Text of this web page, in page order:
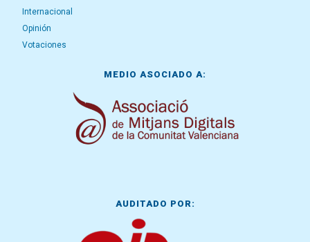
Internacional
Opinión
Votaciones
MEDIO ASOCIADO A:
AUDITADO POR: